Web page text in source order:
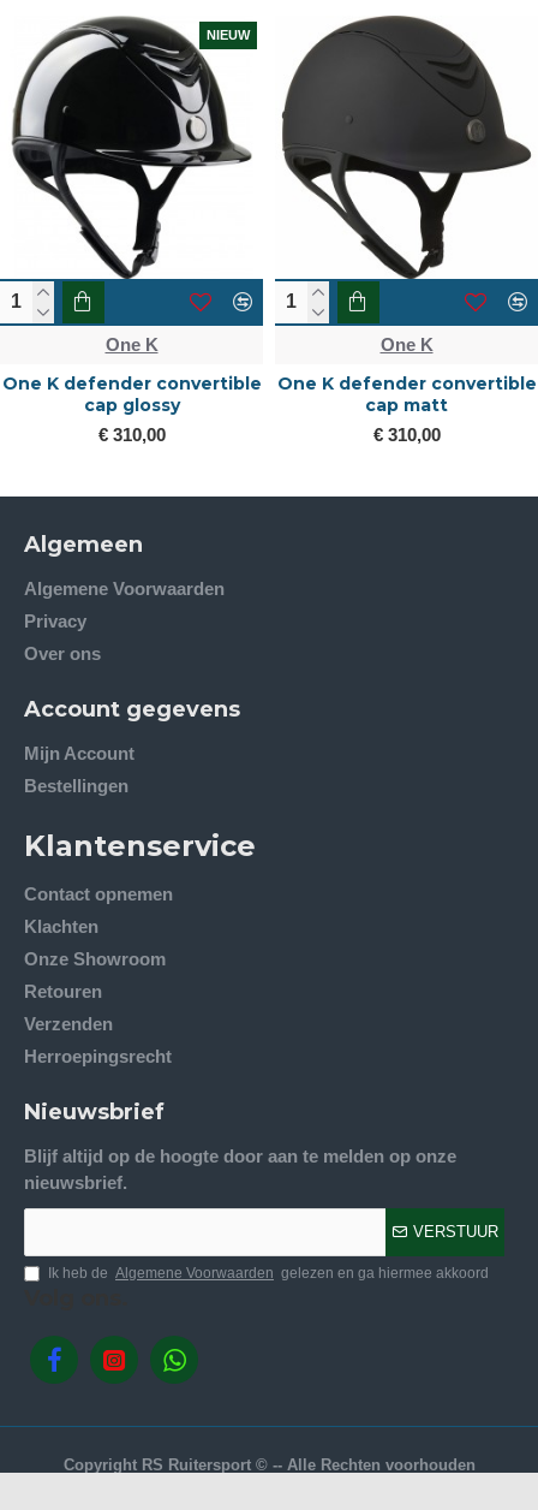
NIEUW
One K
One K defender convertible
cap glossy
€ 310,00
One K
One K defender convertible
cap matt
€ 310,00
Algemeen
Algemene Voorwaarden
Privacy
Over ons
Account gegevens
Mijn Account
Bestellingen
Klantenservice
Contact opnemen
Klachten
Onze Showroom
Retouren
Verzenden
Herroepingsrecht
Nieuwsbrief
Blijf altijd op de hoogte door aan te melden op onze
nieuwsbrief.
VERSTUUR
Ik heb de Algemene Voorwaarden gelezen en ga hiermee akkoord
Copyright RS Ruitersport © -- Alle Rechten voorhouden